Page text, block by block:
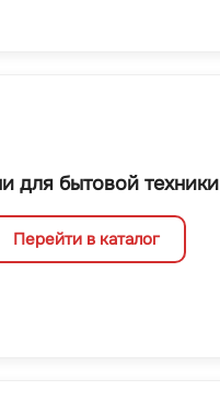
для бытовой техники
Перейти в каталог